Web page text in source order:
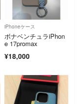
iPhoneケース
ボナベンチュラiPhon
e 17promax
¥18,000